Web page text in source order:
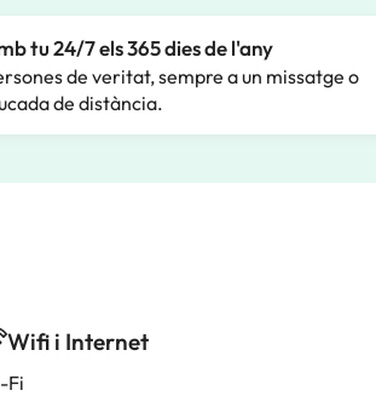
tu 24/7 els 365 dies de l'any
de veritat, sempre a un missatge o
de distància.
Wifi i Internet
Fi